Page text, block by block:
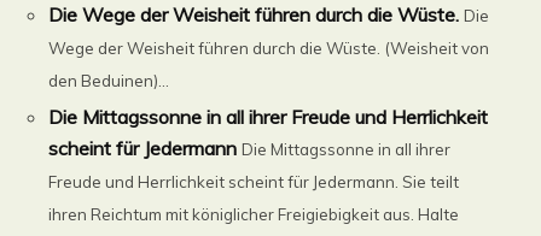
Die Wege der Weisheit führen durch die Wüste. Die
Wege der Weisheit führen durch die Wüste. (Weisheit von
den Beduinen)...
Die Mittagssonne in all ihrer Freude und Herrlichkeit
scheint für Jedermann Die Mittagssonne in all ihrer
Freude und Herrlichkeit scheint für Jedermann. Sie teilt
ihren Reichtum mit königlicher Freigiebigkeit aus. Halte